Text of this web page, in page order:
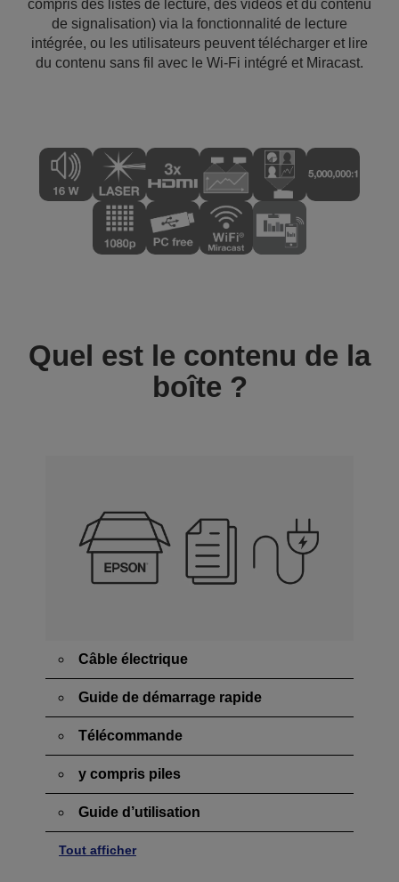
compris des listes de lecture, des vidéos et du contenu
de signalisation) via la fonctionnalité de lecture
intégrée, ou les utilisateurs peuvent télécharger et lire
du contenu sans fil avec le Wi-Fi intégré et Miracast.
Quel est le contenu de la
boîte ?
Câble électrique
Guide de démarrage rapide
Télécommande
y compris piles
Guide d’utilisation
Tout afficher